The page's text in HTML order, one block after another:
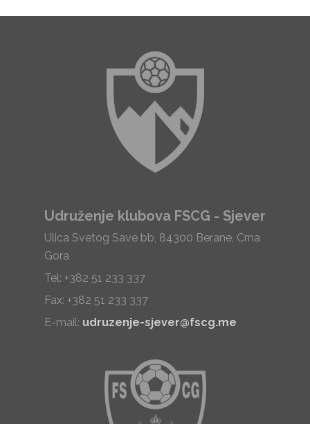
Udruženje klubova FSCG - Sjever
Ulica Svetog Save bb, 84300 Berane, Crna
Gora
Tel: +382 51 233 337
Fax: +382 51 233 337
E-mail: udruzenje-sjever@fscg.me